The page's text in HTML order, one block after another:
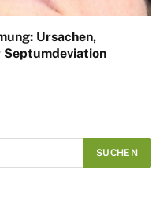
Ursachen,
Septumdeviation